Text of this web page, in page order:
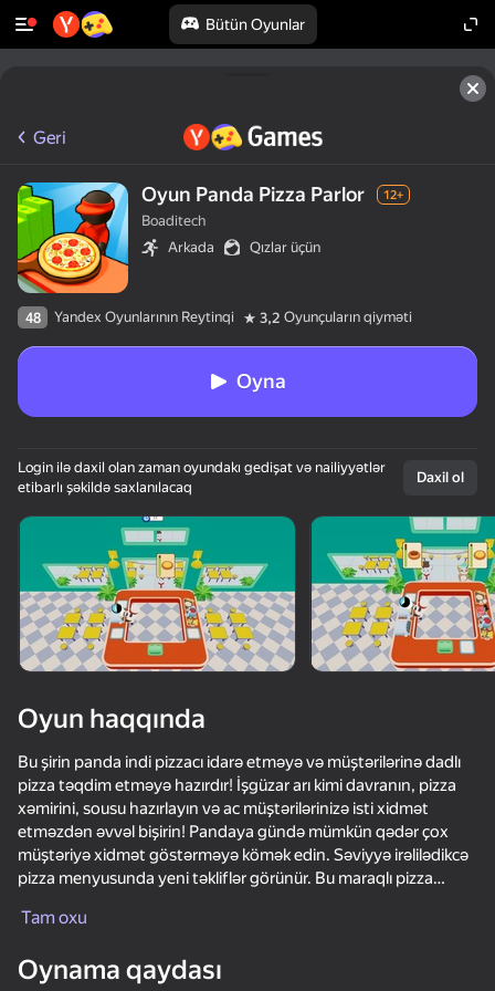
Bütün Oyunlar
ASMR Girl: Livestream Mukbang
Geri
Oyun Panda Pizza Parlor 12+
Boaditech
Arkada
Qızlar üçün
48 Yandex Oyunlarının Reytinqi 3,2 Oyunçuların qiyməti
Oyna
Login ilə daxil olan zaman oyundakı gedişat və nailiyyətlər
etibarlı şəkildə saxlanılacaq
Daxil ol
Oyun haqqında
Bu şirin panda indi pizzacı idarə etməyə və müştərilərinə dadlı
pizza təqdim etməyə hazırdır! İşgüzar arı kimi davranın, pizza
xəmirini, sousu hazırlayın və ac müştərilərinizə isti xidmət
etməzdən əvvəl bişirin! Pandaya gündə mümkün qədər çox
müştəriyə xidmət göstərməyə kömək edin. Səviyyə irəlilədikcə
pizza menyusunda yeni təkliflər görünür. Bu maraqlı pizza
Tam oxu
Oynama qaydası